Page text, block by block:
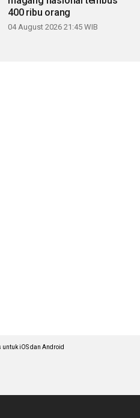
400 ribu orang
04 August 2026 21:45 WIB
untuk iOS dan Android